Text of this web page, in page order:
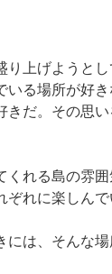
り上げようと
る場所が好き
きだ。その思
くれる島の雰
ぞれに楽しん
は、そんな場